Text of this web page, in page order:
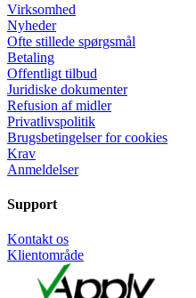
Virksomhed
Nyheder
Ofte stillede spørgsmål
Betaling
Offentligt tilbud
Juridiske dokumenter
Refusion af midler
Privatlivspolitik
Brugsbetingelser for cookies
Krav
Anmeldelser
Support
Kontakt os
Klientområde